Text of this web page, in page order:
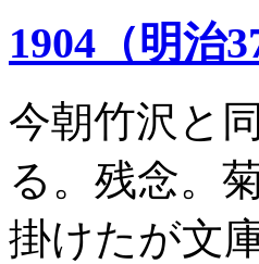
1904（明治
今朝竹沢と
る。残念。
掛けたが文